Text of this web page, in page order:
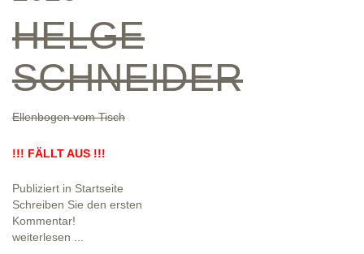
HELGE
SCHNEIDER
Ellenbogen vom Tisch
!!! FÄLLT AUS !!!
Publiziert in Startseite
Schreiben Sie den ersten
Kommentar!
weiterlesen ...